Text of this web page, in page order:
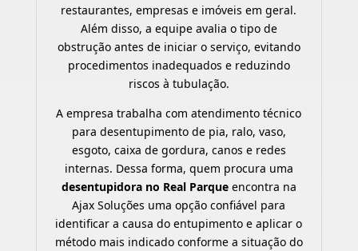
restaurantes, empresas e imóveis em geral.
Além disso, a equipe avalia o tipo de
obstrução antes de iniciar o serviço, evitando
procedimentos inadequados e reduzindo
riscos à tubulação.
A empresa trabalha com atendimento técnico
para desentupimento de pia, ralo, vaso,
esgoto, caixa de gordura, canos e redes
internas. Dessa forma, quem procura uma
desentupidora no Real Parqueencontra na
Ajax Soluções uma opção confiável para
identificar a causa do entupimento e aplicar o
método mais indicado conforme a situação do